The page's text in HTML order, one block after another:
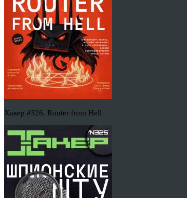
Хакер #326. Router from Hell